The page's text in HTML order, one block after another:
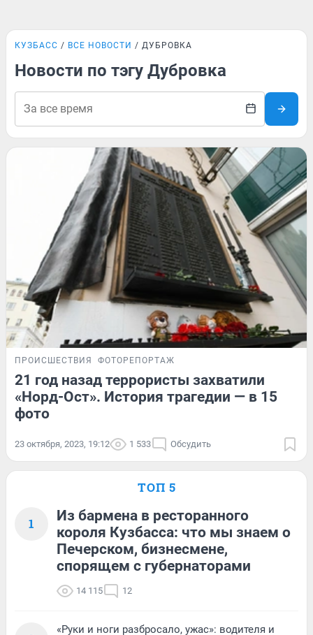
КУЗБАСС ВСЕ НОВОСТИ ДУБРОВКА
Новости по тэгу Дубровка
ПРОИСШЕСТВИЯ ФОТОРЕПОРТАЖ
21 год назад террористы захватили
«Норд-Ост». История трагедии — в 15
фото
23 октября, 2023, 19:12 1 533 Обсудить
ТОП 5
1
Из бармена в ресторанного
короля Кузбасса: что мы знаем о
Печерском, бизнесмене,
спорящем с губернаторами
14 115 12
«Руки и ноги разбросало, ужас»: водителя и